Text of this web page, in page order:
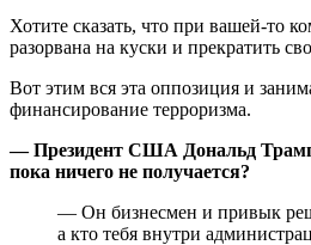
Хотите сказать, что при вашей-то
разорвана на куски и прекратить
Вот этим вся эта оппозиция и
финансирование терроризма.
— Президент США Дональд Трамп
пока ничего не получается?
— Он бизнесмен и привык
а кто тебя внутри